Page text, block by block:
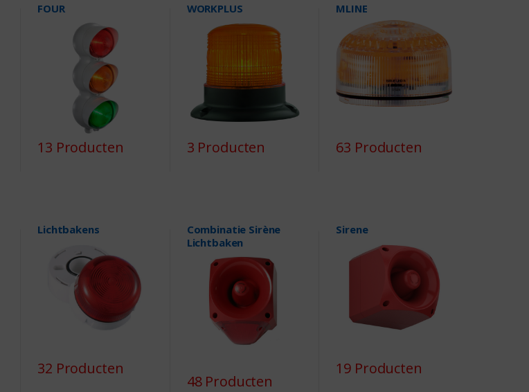
FOUR
13 Producten
WORKPLUS
3 Producten
MLINE
63 Producten
Lichtbakens
32 Producten
Combinatie Sirène
Lichtbaken
48 Producten
Sirene
19 Producten